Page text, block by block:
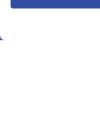
© VBL 2026